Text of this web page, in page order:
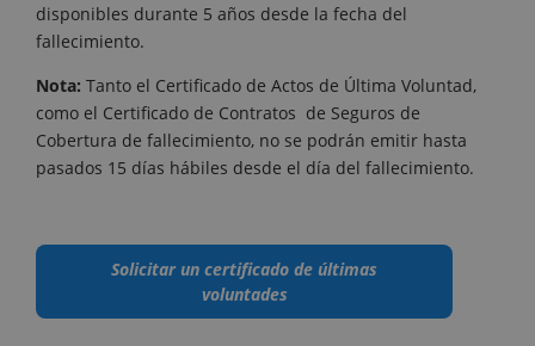
disponibles durante 5 años desde la fecha del
fallecimiento.
Nota: Tanto el Certificado de Actos de Última Voluntad,
como el Certificado de Contratos de Seguros de
Cobertura de fallecimiento, no se podrán emitir hasta
pasados 15 días hábiles desde el día del fallecimiento.
Solicitar un certificado de últimas
voluntades